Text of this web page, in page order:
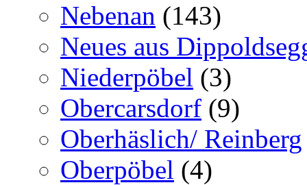
Nebenan (143)
Neues aus
Niederpöbel (3)
Obercarsdorf (9)
Oberhäslich/ Reinberg
Oberpöbel (4)